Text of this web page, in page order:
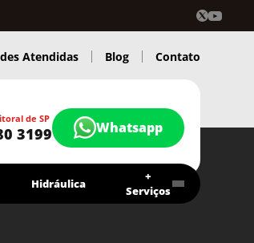
Atendidas Blog Contato
de SP
3199 Whatsapp
Hidráulica
+
Serviços